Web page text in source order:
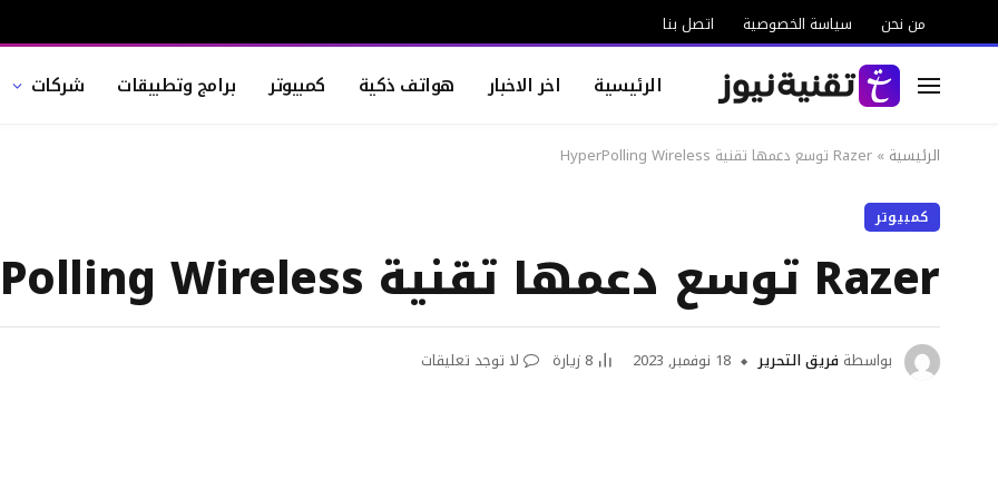
من نحن سياسة الخصوصية اتصل بنا
الرئيسية اخر الاخبار هواتف ذكية كمبيوتر برامج وتطبيقات شركات
الرئيسية » Razer توسع دعمها تقنية HyperPolling Wireless
كمبيوتر
Razer توسع دعمها تقنية HyperPolling Wireless
بواسطة فريق التحرير 18 نوفمبر, 2023 8 زيارة لا توجد تعليقات